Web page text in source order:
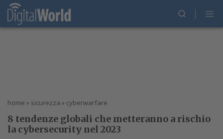
home » sicurezza » cyberwarfare
8 tendenze globali che metteranno a rischio
la cybersecurity nel 2023